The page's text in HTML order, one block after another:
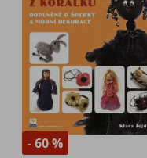
- 60 %